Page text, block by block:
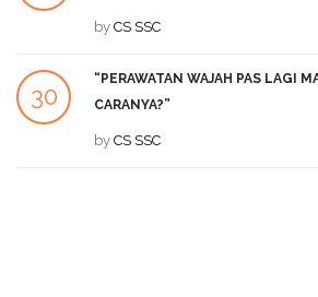
by CS SSC
30
“PERAWATAN WAJAH PAS LAGI
CARANYA?”
by CS SSC